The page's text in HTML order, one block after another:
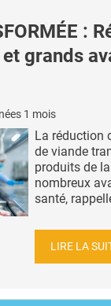
:
grands
1 mois
La réduction
de viande
produits de
nombreux
santé,
LIRE LA